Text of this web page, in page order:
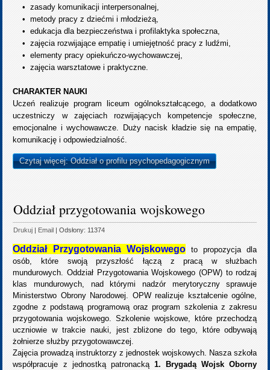
•zasady komunikacji interpersonalnej,
•metody pracy z dziećmi i młodzieżą,
•edukacja dla bezpieczeństwa i profilaktyka społeczna,
•zajęcia rozwijające empatię i umiejętność pracy z ludźmi,
•elementy pracy opiekuńczo-wychowawczej,
•zajęcia warsztatowe i praktyczne.
CHARAKTER NAUKI
Uczeń realizuje program liceum ogólnokształcącego, a dodatkowo
uczestniczy w zajęciach rozwijających kompetencje społeczne,
emocjonalne i wychowawcze. Duży nacisk kładzie się na empatię,
komunikację i odpowiedzialność.
Czytaj więcej: Oddział o profilu psychopedagogicznym
Oddział przygotowania wojskowego
Drukuj |Email | Odsłony: 11374
Oddział Przygotowania Wojskowego
to propozycja dla
osób, które swoją przyszłość łączą z pracą w służbach
mundurowych. Oddział Przygotowania Wojskowego (OPW) to rodzaj
klas mundurowych, nad którymi nadzór merytoryczny sprawuje
Ministerstwo Obrony Narodowej. OPW realizuje kształcenie ogólne,
zgodne z podstawą programową oraz program szkolenia z zakresu
przygotowania wojskowego. Szkolenie wojskowe, które przechodzą
uczniowie w trakcie nauki, jest zbliżone do tego, które odbywają
żołnierze służby przygotowawczej.
Zajęcia prowadzą instruktorzy z jednostek wojskowych. Nasza szkoła
współpracuje z jednostką patronacką1. Brygadą Wojsk Oborny